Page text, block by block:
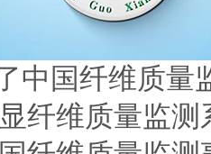
中国纤维质量
纤维质量监测